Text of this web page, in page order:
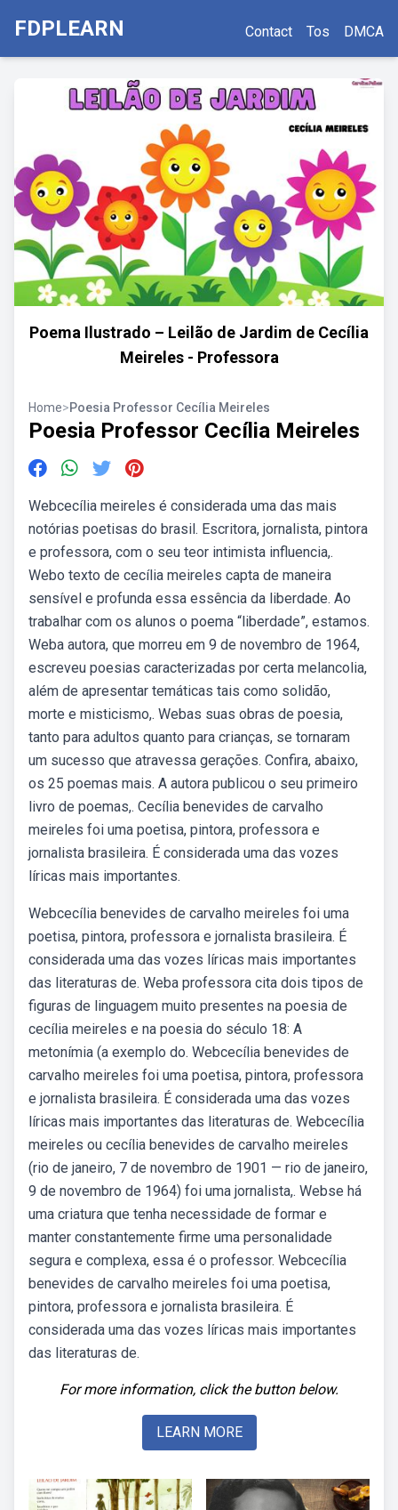
FDPLEARN Contact Tos DMCA
Poema Ilustrado – Leilão de Jardim de Cecília
Meireles - Professora
Home>Poesia Professor Cecília Meireles
Poesia Professor Cecília Meireles
Webcecília meireles é considerada uma das mais
notórias poetisas do brasil. Escritora, jornalista, pintora
e professora, com o seu teor intimista influencia,.
Webo texto de cecília meireles capta de maneira
sensível e profunda essa essência da liberdade. Ao
trabalhar com os alunos o poema “liberdade”, estamos.
Weba autora, que morreu em 9 de novembro de 1964,
escreveu poesias caracterizadas por certa melancolia,
além de apresentar temáticas tais como solidão,
morte e misticismo,. Webas suas obras de poesia,
tanto para adultos quanto para crianças, se tornaram
um sucesso que atravessa gerações. Confira, abaixo,
os 25 poemas mais. A autora publicou o seu primeiro
livro de poemas,. Cecília benevides de carvalho
meireles foi uma poetisa, pintora, professora e
jornalista brasileira. É considerada uma das vozes
líricas mais importantes.
Webcecília benevides de carvalho meireles foi uma
poetisa, pintora, professora e jornalista brasileira. É
considerada uma das vozes líricas mais importantes
das literaturas de. Weba professora cita dois tipos de
figuras de linguagem muito presentes na poesia de
cecília meireles e na poesia do século 18: A
metonímia (a exemplo do. Webcecília benevides de
carvalho meireles foi uma poetisa, pintora, professora
e jornalista brasileira. É considerada uma das vozes
líricas mais importantes das literaturas de. Webcecília
meireles ou cecília benevides de carvalho meireles
(rio de janeiro, 7 de novembro de 1901 — rio de janeiro,
9 de novembro de 1964) foi uma jornalista,. Webse há
uma criatura que tenha necessidade de formar e
manter constantemente firme uma personalidade
segura e complexa, essa é o professor. Webcecília
benevides de carvalho meireles foi uma poetisa,
pintora, professora e jornalista brasileira. É
considerada uma das vozes líricas mais importantes
das literaturas de.
For more information, click the button below.
LEARN MORE